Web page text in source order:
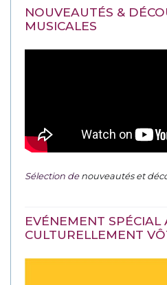
NOUVEAUTÉS &
MUSICALES
Sélection denouveautés et
EVÉNEMENT SPÉCIAL
CULTURELLEMENT